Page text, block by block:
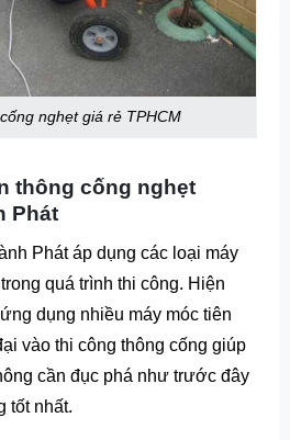
nghẹt giá rẻ TPHCM
thông cống nghẹt
Phát
Phát áp dụng các loại máy
quá trình thi công. Hiện
dụng nhiều máy móc tiên
vào thi công thông cống giúp
cần đục phá như trước đây
tốt nhất.